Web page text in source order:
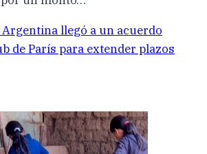
Argentina llegó a un acuerdo
de París para extender plazos